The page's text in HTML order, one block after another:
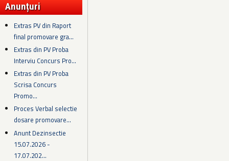
Anunțuri
Extras PV din Raport
final promovare gra...
Extras din PV Proba
Interviu Concurs Pro...
Extras din PV Proba
Scrisa Concurs
Promo...
Proces Verbal selectie
dosare promovare...
Anunt Dezinsectie
15.07.2026 -
17.07.202...